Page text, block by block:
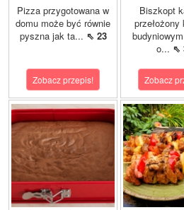
Pizza przygotowana w
domu może być równie
pyszna jak ta... ⇖ 23
Zobacz przepis!
Biszkopt
przełożony
o... ⇖
Zobacz